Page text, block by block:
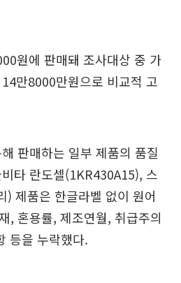
원에 판매돼 조사대상 중 가
만8000만원으로 비교적 고
판매하는 일부 제품의 품질
타 란도셀(1KR430A15), 스
) 제품은 한글라벨 없이 원어
, 혼용률, 제조연월, 취급주의
등을 누락했다.